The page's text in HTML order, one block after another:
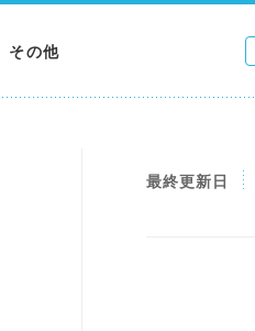
その他
最終更新日